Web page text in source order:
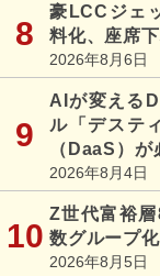
豪LCCジェ
料化、座席
2026年8月6日
AIが変える
ル「デステ
（DaaS）が
2026年8月4日
Z世代富裕
数グループ
2026年8月5日